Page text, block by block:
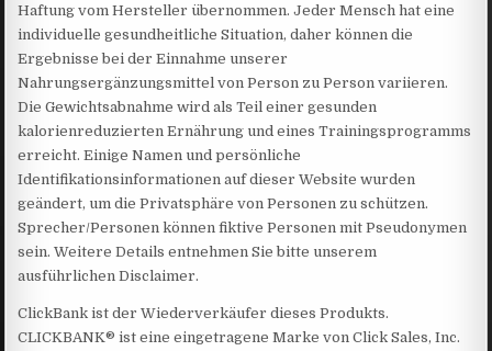
Haftung vom Hersteller übernommen. Jeder Mensch hat eine
individuelle gesundheitliche Situation, daher können die
Ergebnisse bei der Einnahme unserer
Nahrungsergänzungsmittel von Person zu Person variieren.
Die Gewichtsabnahme wird als Teil einer gesunden
kalorienreduzierten Ernährung und eines Trainingsprogramms
erreicht. Einige Namen und persönliche
Identifikationsinformationen auf dieser Website wurden
geändert, um die Privatsphäre von Personen zu schützen.
Sprecher/Personen können fiktive Personen mit Pseudonymen
sein. Weitere Details entnehmen Sie bitte unserem
ausführlichen Disclaimer.
ClickBank ist der Wiederverkäufer dieses Produkts.
CLICKBANK® ist eine eingetragene Marke von Click Sales, Inc.